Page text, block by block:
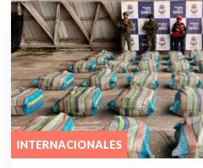
INTERNACIONALES